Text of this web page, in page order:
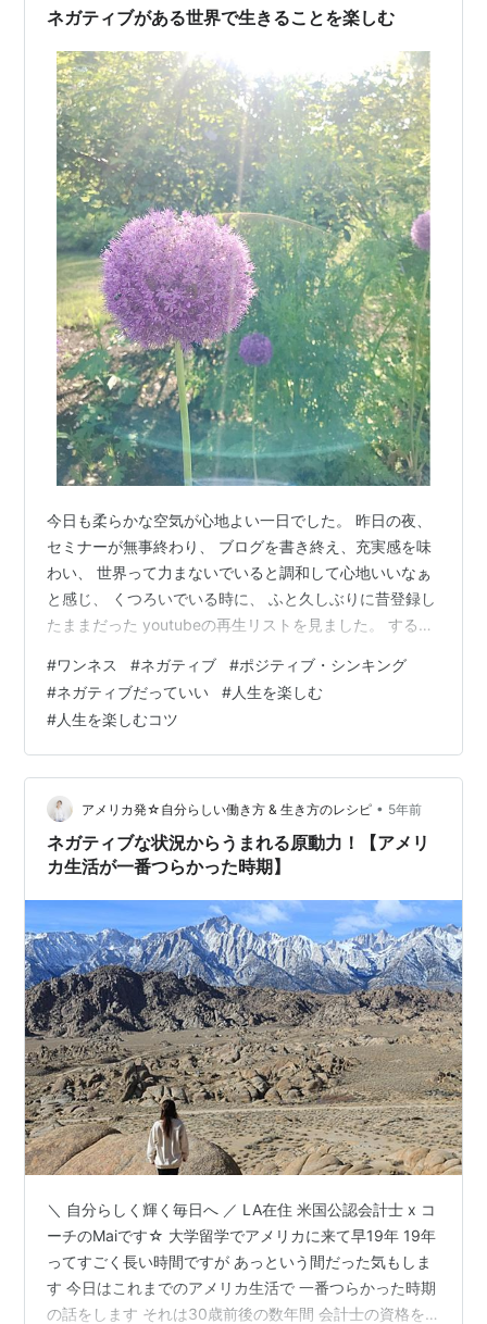
で・・・ また世間体や社会に対し…
ネガティブがある世界で生きることを楽しむ
今日も柔らかな空気が心地よい一日でした。 昨日の夜、
セミナーが無事終わり、 ブログを書き終え、充実感を味
わい、 世界って力まないでいると調和して心地いいなぁ
と感じ、 くつろいでいる時に、 ふと久しぶりに昔登録し
たままだった youtubeの再生リストを見ました。 すると
たくさん入っていて、 ああ、この曲好きだったな、 この
曲は名曲だな、 懐かしいなぁと思いながら見ていまし
た。 それを聴いていると、 おすすめに山崎まさよしさん
の 「one more time, one more chance」という曲や、
宇多田ヒカルさんの「first lov…
#ワンネス #ネガティブ #ポジティブ・シンキング
#ネガティブだっていい #人生を楽しむ
#人生を楽しむコツ
アメリカ発☆自分らしい働き方 & 生き方のレシピ • 5年前
ネガティブな状況からうまれる原動力！【アメリ
カ生活が一番つらかった時期】
＼ 自分らしく輝く毎日へ ／ LA在住 米国公認会計士 x コ
ーチのMaiです☆ 大学留学でアメリカに来て早19年 19年
ってすごく長い時間ですが あっという間だった気もしま
す 今日はこれまでのアメリカ生活で 一番つらかった時期
の話をします それは30歳前後の数年間 会計士の資格を